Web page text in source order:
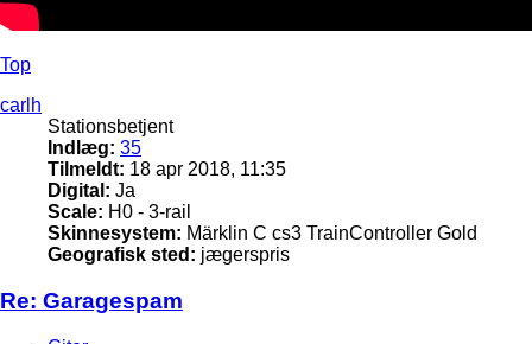
Top
carlh
Stationsbetjent
Indlæg: 35
Tilmeldt: 18 apr 2018, 11:35
Digital: Ja
Scale: H0 - 3-rail
Skinnesystem: Märklin C cs3 TrainController Gold
Geografisk sted: jægerspris
Re: Garagespam